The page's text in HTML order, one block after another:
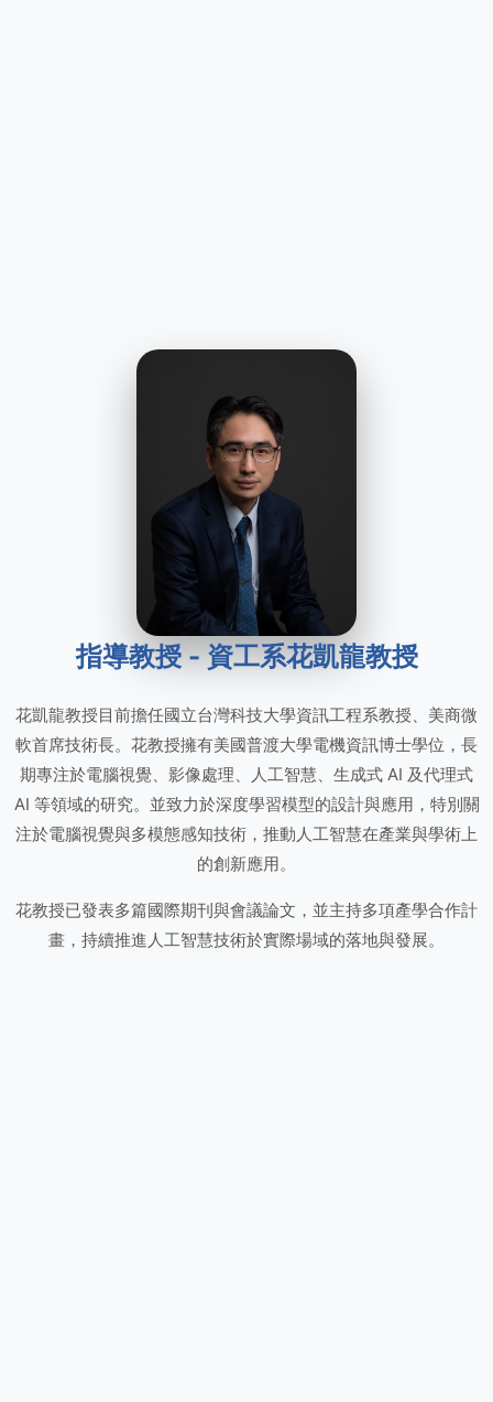
指導教授 - 資工系花凱龍教授
花凱龍教授目前擔任國立台灣科技大學資訊工程系教授、美商微
軟首席技術長。花教授擁有美國普渡大學電機資訊博士學位，長
期專注於電腦視覺、影像處理、人工智慧、生成式 AI 及代理式
AI 等領域的研究。並致力於深度學習模型的設計與應用，特別關
注於電腦視覺與多模態感知技術，推動人工智慧在產業與學術上
的創新應用。
花教授已發表多篇國際期刊與會議論文，並主持多項產學合作計
畫，持續推進人工智慧技術於實際場域的落地與發展。